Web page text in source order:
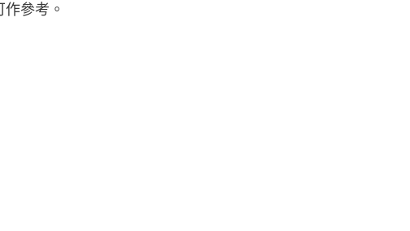
作參考。